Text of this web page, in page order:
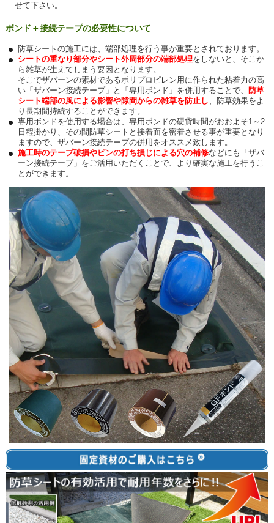
せて下さい。
ボンド＋接続テープの必要性について
防草シートの施工には、端部処理を行う事が重要とされております。
シートの重なり部分やシート外周部分の端部処理をしないと、そこか
ら雑草が生えてしまう要因となります。
そこでザバーンの素材であるポリプロピレン用に作られた粘着力の高
い「ザバーン接続テープ」と「専用ボンド」を併用することで、
防草
シート端部の風による影響や隙間からの雑草を防止し 、防草効果をよ
り長期間持続することができます。
専用ボンドを使用する場合は、専用ボンドの硬貨時間がおおよそ1～2
日程掛かり、その間防草シートと接着面を密着させる事が重要となり
ますので、ザバーン接続テープの併用をオススメ致します。
施工時のテープ破損やピンの打ち損じによる穴の補修などにも「ザバ
ーン接続テープ」をご活用いただくことで、より確実な施工を行うこ
とができます。